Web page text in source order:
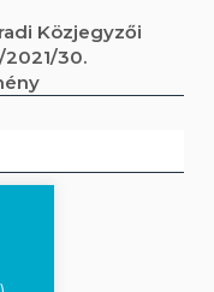
Közjegyzői
2021/30.